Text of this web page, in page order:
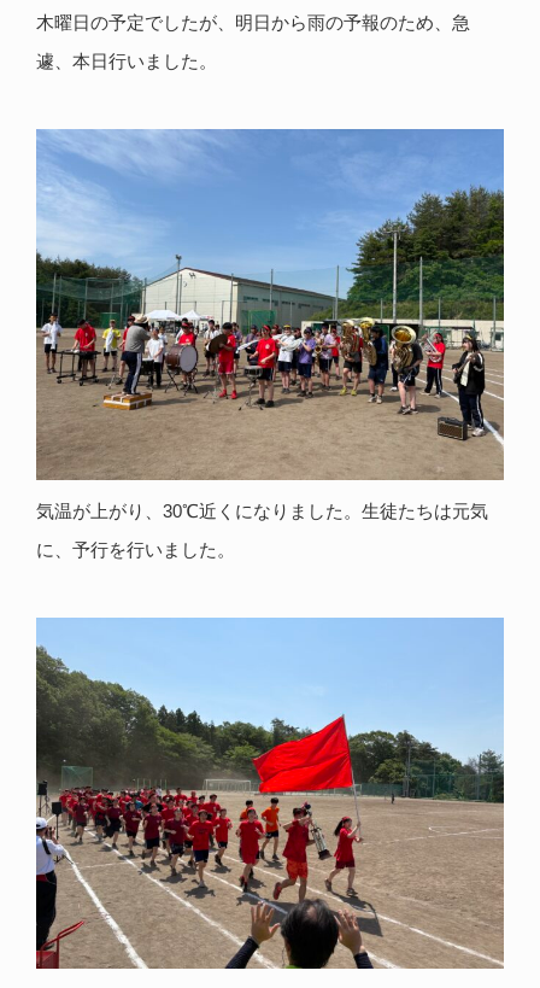
木曜日の予定でしたが、明日から雨の予報のため、急
遽、本日行いました。
気温が上がり、30℃近くになりました。生徒たちは元気
に、予行を行いました。